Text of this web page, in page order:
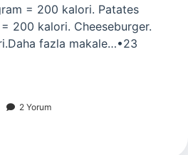
= 200 kalori. Patates
= 200 kalori. Cheeseburger.
fazla makale…•23
2 Yorum